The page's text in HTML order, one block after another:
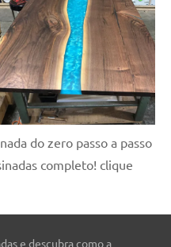
do zero passo a passo
completo! clique
e descubra como a